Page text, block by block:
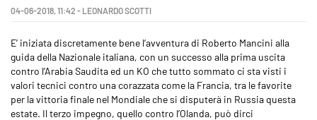
04-06-2018, 11:42 - LEONARDO SCOTTI
E’ iniziata discretamente bene l’avventura di Roberto Mancini alla
guida della Nazionale italiana, con un successo alla prima uscita
contro l’Arabia Saudita ed un KO che tutto sommato ci sta visti i
valori tecnici contro una corazzata come la Francia, tra le favorite
per la vittoria finale nel Mondiale che si disputerà in Russia questa
estate. Il terzo impegno, quello contro l’Olanda, può dirci